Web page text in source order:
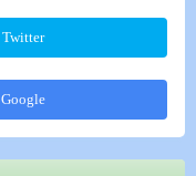
Twitter
Google